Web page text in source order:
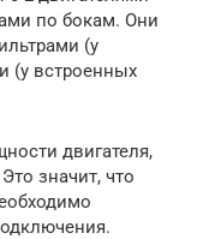
по бокам. Они
(у
(у встроенных
двигателя,
значит, что